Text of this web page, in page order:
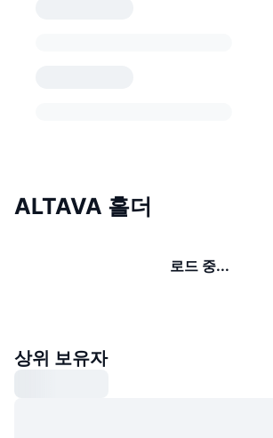
ALTAVA 홀더
로드 중...
상위 보유자